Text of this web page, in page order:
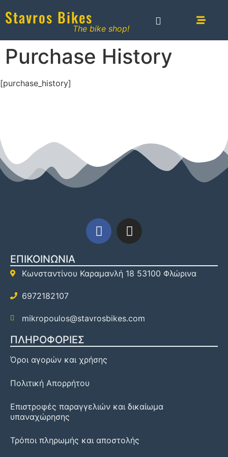
Stavros Bikes
The bike shop!
Purchase History
[purchase_history]
ΕΠΙΚΟΙΝΩΝΙΑ
Κωνσταντίνου Καραμανλή 18 53100 Φλώρινα
6972182107
mikropoulos@stavrosbikes.com
ΠΛΗΡΟΦΟΡΙΕΣ
Όροι αγορών και χρήσης
Πολιτική Απορρήτου
Επιστροφές παραγγελιών και δικαίωμα
υπαναχώρησης
Τρόποι πληρωμής και αποστολής